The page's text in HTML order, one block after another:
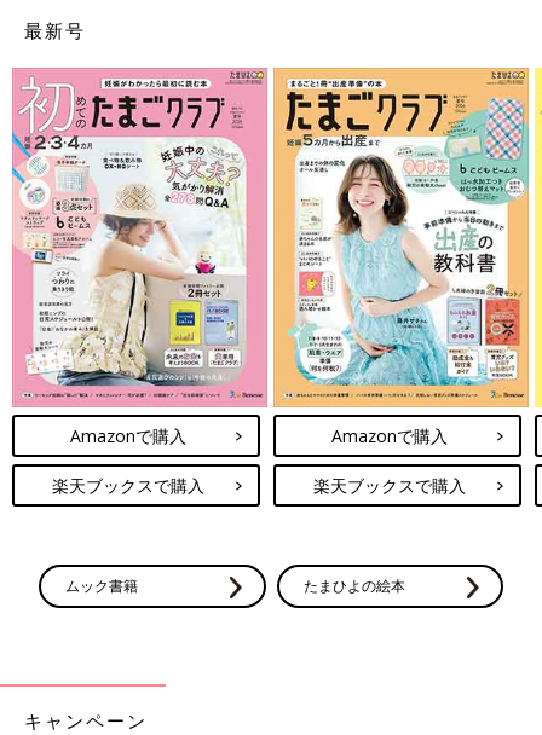
最新号
Amazonで購入
楽天ブックスで購入
Amazonで購入
楽天ブックスで購入
ムック書籍 たまひよの絵本
キャンペーン